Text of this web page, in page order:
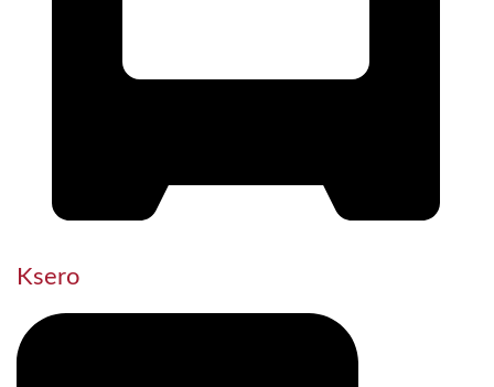
Ksero